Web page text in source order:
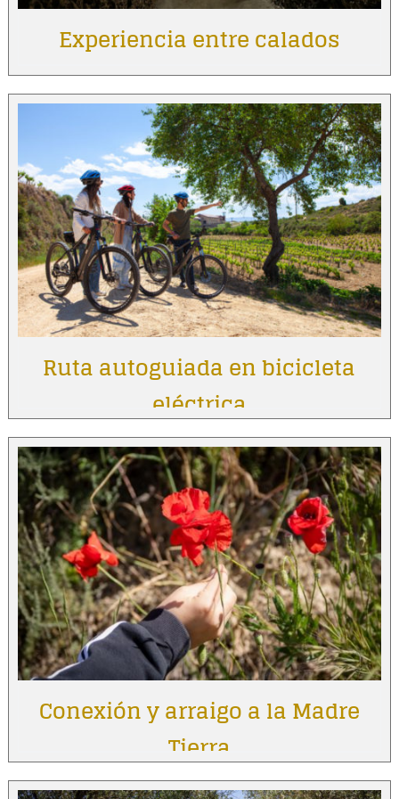
Experiencia entre calados
Ruta autoguiada en bicicleta
eléctrica
Conexión y arraigo a la Madre
Tierra